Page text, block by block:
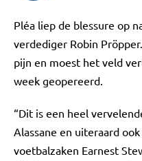
Pléa liep de blessure op
verdediger Robin
pijn en moest het veld
week geopereerd.
“Dit is een heel
Alassane en uiteraard
voetbalzaken Earnest